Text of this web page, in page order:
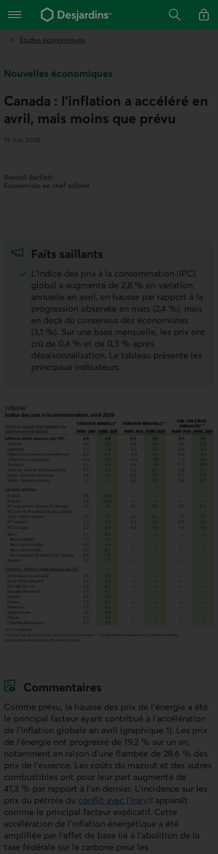
contenu
Menu principal Rechercher
Se
Études économiques
Nouvelles économiques
Canada : l’inflation a accéléré en
avril, mais moins que prévu
19 mai 2026
Randall Bartlett
Économiste en chef adjoint
Faits saillants
L’indice des prix à la consommation (IPC)
global a augmenté de 2,8 % en variation
annuelle en avril, en hausse par rapport à la
progression observée en mars (2,4 %), mais
en deçà du consensus des économistes
(3,1 %). Sur une base mensuelle, les prix ont
crû de 0,4 % et de 0,3 % après
désaisonnalisation. Le tableau présente les
principaux indicateurs.
Commentaires
Comme prévu, la hausse des prix de l’énergie a été
le principal facteur ayant contribué à l’accélération
de l’inflation globale en avril (graphique 1). Les prix
de l’énergie ont progressé de 19,2 % sur un an,
notamment en raison d’une flambée de 28,6 % des
prix de l’essence. Les coûts du mazout et des autres
combustibles ont pour leur part augmenté de
41,3 % par rapport à l’an dernier. L’incidence sur les
prix du pétrole du conflit avec l’Iran
Lien externe au site.
apparaît
comme le principal facteur explicatif. Cette
accélération de l’inflation énergétique a été
amplifiée par l’effet de base lié à l’abolition de la
taxe fédérale sur le carbone pour les